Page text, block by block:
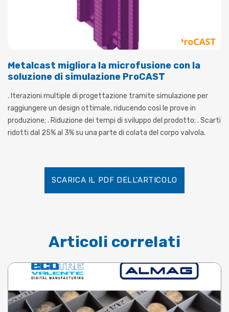
Metalcast migliora la microfusione con la
soluzione di simulazione ProCAST
. Iterazioni multiple di progettazione tramite simulazione per
raggiungere un design ottimale, riducendo così le prove in
produzione; . Riduzione dei tempi di sviluppo del prodotto; . Scarti
ridotti dal 25% al 3% su una parte di colata del corpo valvola.
SCARICA IL PDF DELL'ARTICOLO
Articoli correlati